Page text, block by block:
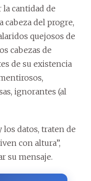
la cantidad de
cabeza del progre,
quejosos de
cabezas de
de su existencia
ignorantes (al
los datos, traten de
con altura”,
su mensaje.